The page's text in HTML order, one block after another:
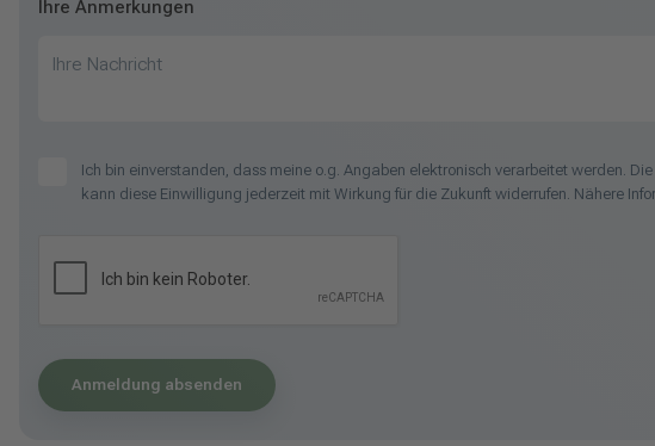
Ihre Anmerkungen
Ihre Nachricht
Ich bin einverstanden, dass meine o.g. Angaben elektronisch verarbeitet werden.
kann diese Einwilligung jederzeit mit Wirkung für die Zukunft widerrufen. Nähere
Anmeldung absenden